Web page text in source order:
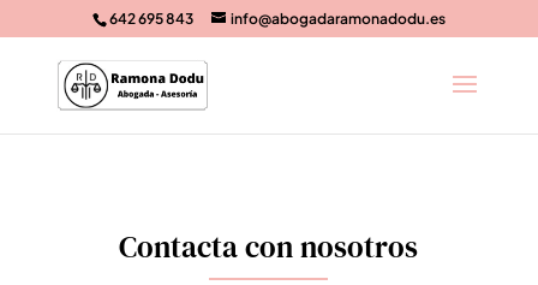
642 695 843 info@abogadaramonadodu.es
Contacta con nosotros